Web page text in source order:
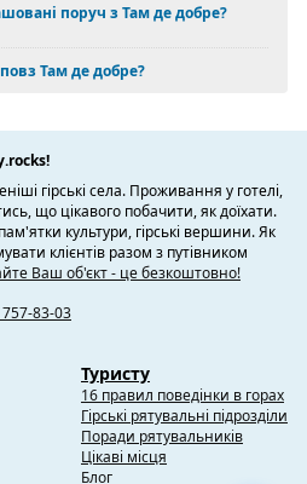
поруч з Там де добре?
Там де добре?
гірські села. Проживання у готелі,
що цікавого побачити, як доїхати.
культури, гірські вершини. Як
клієнтів разом з путівником
Ваш об'єкт - це безкоштовно!
83-03
Туристу
16 правил поведінки в горах
Гірські рятувальні підрозділи
Поради рятувальників
Цікаві місця
Блог